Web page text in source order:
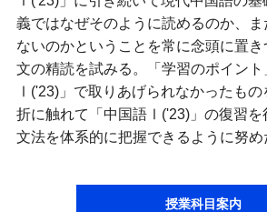
義ではなぜそのように読めるのか、
ないのかということを常に念頭に置
文の精読を試みる。「学習のポイン
Ⅰ('23)」で取りあげられなかったもの
折に触れて「中国語Ⅰ('23)」の復習を
文法を体系的に把握できるように努め
授業科目案内